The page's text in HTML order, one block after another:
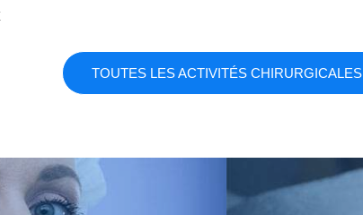
TOUTES LES ACTIVITÉS CHIRURGICALES